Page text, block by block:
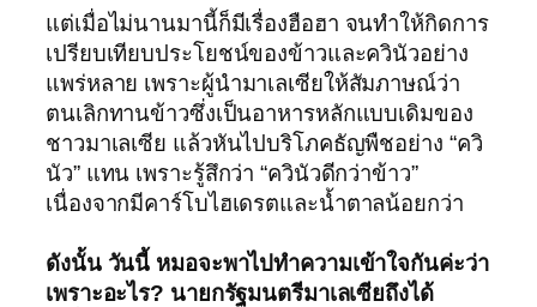
แต่เมื่อไม่นานมานี้ก็มีเรื่องฮือฮา จนทำให้กิดการ
เปรียบเทียบประโยชน์ของข้าวและควินัวอย่าง
แพร่หลาย เพราะผู้นำมาเลเซียให้สัมภาษณ์ว่า
ตนเลิกทานข้าวซึ่งเป็นอาหารหลักแบบเดิมของ
ชาวมาเลเซีย แล้วหันไปบริโภคธัญพืชอย่าง “ควิ
นัว” แทน เพราะรู้สึกว่า “ควินัวดีกว่าข้าว”
เนื่องจากมีคาร์โบไฮเดรตและน้ำตาลน้อยกว่า
ดังนั้น วันนี้ หมอจะพาไปทำความเข้าใจกันค่ะว่า
เพราะอะไร? นายกรัฐมนตรีมาเลเซียถึงได้